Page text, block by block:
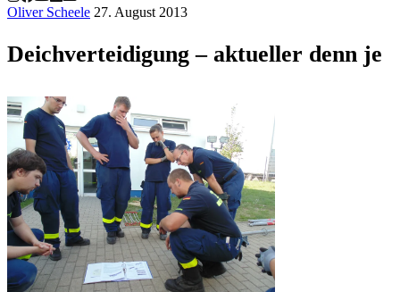
Oliver Scheele 27. August 2013
Deichverteidigung – aktueller denn je